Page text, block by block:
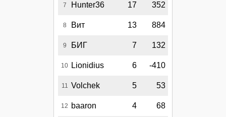
7 Hunter36 17 352
8 Вит 13 884
9 БИГ 7 132
10 Lionidius 6 -410
11 Volchek 5 53
12 baaron 4 68